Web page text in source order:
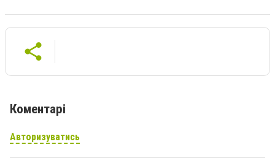
Коментарі
Авторизуватись